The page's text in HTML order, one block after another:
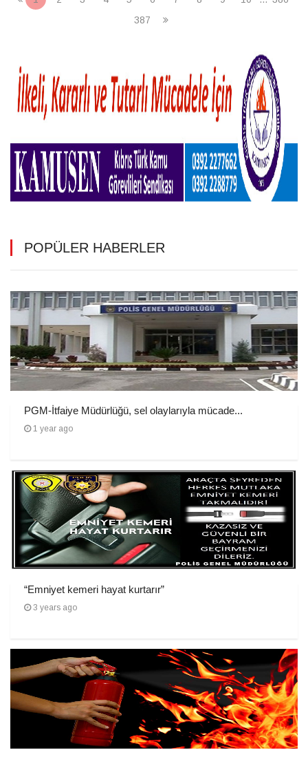
387
POPÜLER HABERLER
PGM-İtfaiye Müdürlüğü, sel olaylarıyla mücade...
1 year ago
“Emniyet kemeri hayat kurtarır”
3 years ago